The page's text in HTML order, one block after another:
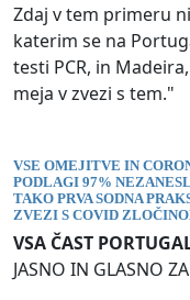
Zdaj v tem primeru
katerim se na
testi PCR, in
meja v zvezi s tem."
VSE OMEJITVE IN
PODLAGI 97%
TAKO PRVA SODNA
ZVEZI S COVID
VSA ČAST
JASNO IN GLASNO